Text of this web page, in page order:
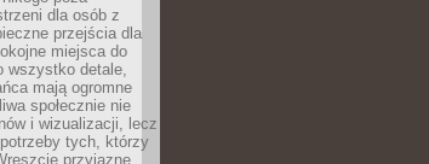
dla osób z
przejścia dla
miejsca do
wszystko detale,
mają ogromne
społecznie nie
i wizualizacji, lecz
tych, którzy
przyjazne